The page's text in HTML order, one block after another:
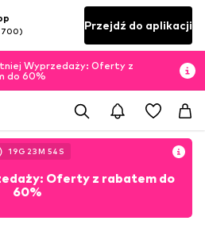
700) Przejdź do aplikacji
Wyprzedaży: Oferty z
do 60%
19G 23M 52 S
Oferty z rabatem do
60%